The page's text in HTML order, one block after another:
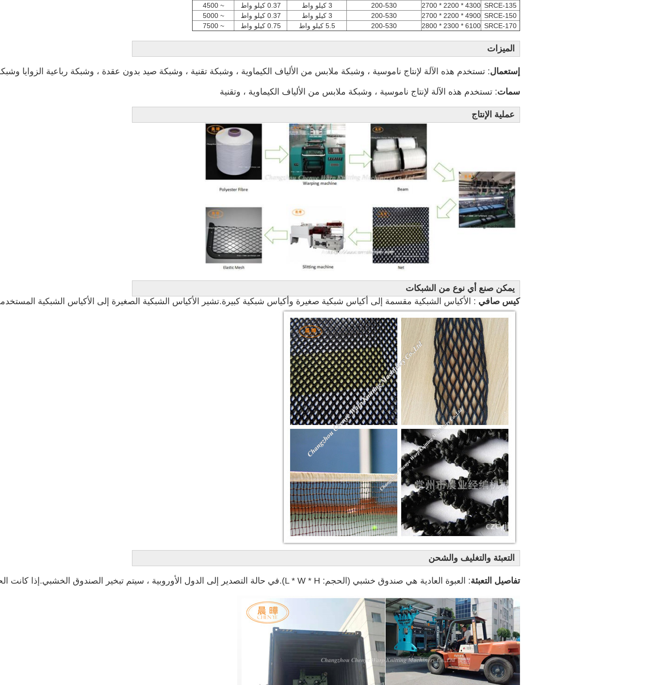
SRCE-135
4300 * 2200 * 2700
200-530 3 كيلو واط 0.37 كيلو واط
~ 4500
SRCE-150
4900 * 2200 * 2700
200-530 3 كيلو واط 0.37 كيلو واط
~ 5000
SRCE-170
6100 * 2300 * 2800
200-530 5.5 كيلو واط 0.75 كيلو واط ~ 7500
الميزات
إستعمال
سمات: تستخدم هذه الآلة لإنتاج ناموسية ، وشبكة ملابس من الألياف الكيماوية ، وتقنية
عملية الإنتاج
يمكن صنع أي نوع من الشبكات
كيس صافي : الأكياس الشبكية مقسمة إلى أكياس شبكية صغيرة وأكياس شبكية كبيرة.تشير الأكياس الشبكية الصغيرة إلى الأكياس الشبكية
التعبئة والتغليف والشحن
تفاصيل التعبئة: العبوة العادية هي صندوق خشبي (الحجم: L * W * H).في حالة التصدير إلى الدول الأوروبية ، سيتم تبخير الصندوق الخشبي.إذا كانت الحاوية أضيق من اللازم ، فسنستخدم غشاء pe للتغليف أو تغليفها وفقًا لطلب العميل الخاص.